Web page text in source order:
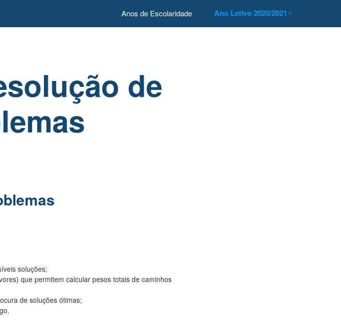
Anos de Escolaridade Ano Letivo 2020/2021
de
soluções;
que permitem calcular pesos totais de caminhos
de soluções ótimas;